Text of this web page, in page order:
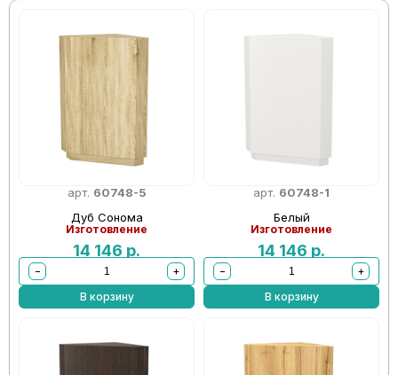
арт. 60748-5
Дуб Сонома
Изготовление
14 146 р.
−
+
В корзину
арт. 60748-1
Белый
Изготовление
14 146 р.
−
+
В корзину